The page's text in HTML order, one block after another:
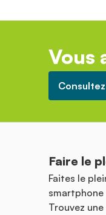
Vous
Faire le
Faites le
smartphone
Trouvez